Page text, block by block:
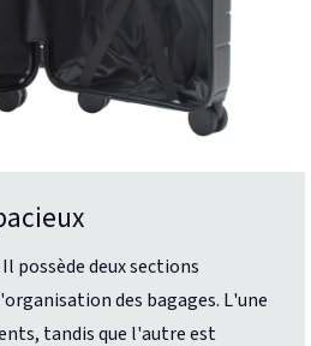
possède deux sections
des bagages. L'une
tandis que l'autre est